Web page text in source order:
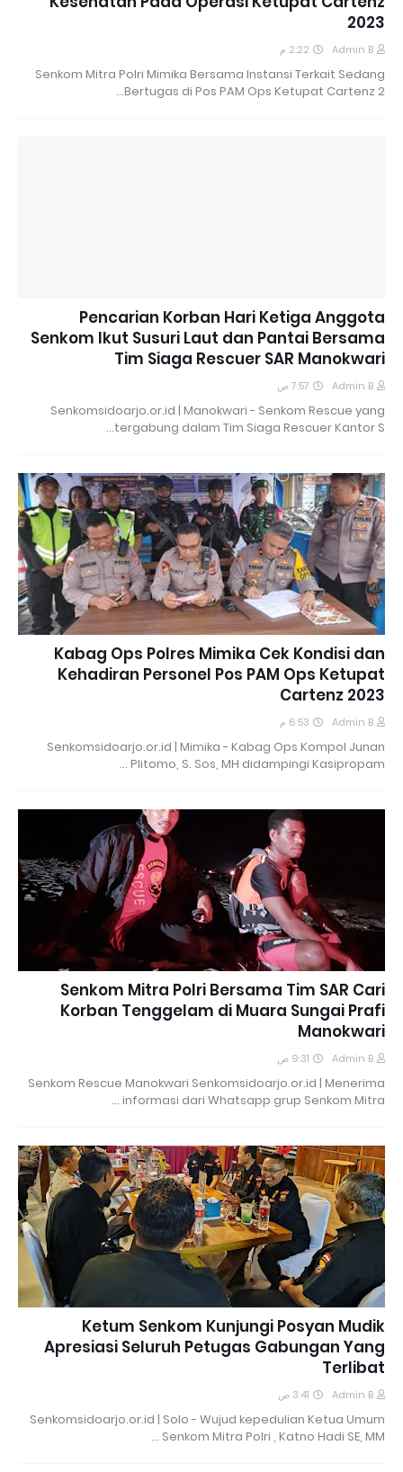
2023
Admin B 2:22 م
Senkom Mitra Polri Mimika Bersama Instansi Terkait Sedang
Bertugas di Pos PAM Ops Ketupat Cartenz 2…
Pencarian Korban Hari Ketiga Anggota
Senkom Ikut Susuri Laut dan Pantai Bersama
Tim Siaga Rescuer SAR Manokwari
Admin B 7:57 ص
Senkomsidoarjo.or.id | Manokwari - Senkom Rescue yang
tergabung dalam Tim Siaga Rescuer Kantor S…
Kabag Ops Polres Mimika Cek Kondisi dan
Kehadiran Personel Pos PAM Ops Ketupat
Cartenz 2023
Admin B 6:53 م
Senkomsidoarjo.or.id | Mimika - Kabag Ops Kompol Junan
Plitomo, S. Sos, MH didampingi Kasipropam …
Senkom Mitra Polri Bersama Tim SAR Cari
Korban Tenggelam di Muara Sungai Prafi
Manokwari
Admin B 9:31 ص
Senkom Rescue Manokwari Senkomsidoarjo.or.id | Menerima
informasi dari Whatsapp grup Senkom Mitra …
Ketum Senkom Kunjungi Posyan Mudik
Apresiasi Seluruh Petugas Gabungan Yang
Terlibat
Admin B 3:41 ص
Senkomsidoarjo.or.id | Solo - Wujud kepedulian Ketua Umum
Senkom Mitra Polri , Katno Hadi SE, MM …